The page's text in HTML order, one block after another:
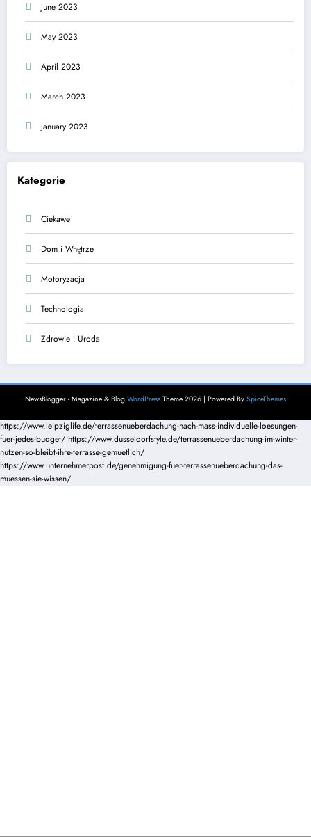
June 2023
May 2023
April 2023
March 2023
January 2023
Kategorie
Ciekawe
Dom i Wnętrze
Motoryzacja
Technologia
Zdrowie i Uroda
NewsBlogger - Magazine & Blog WordPress Theme 2026 | Powered By SpiceThemes
https://www.leipziglife.de/terrassenueberdachung-nach-mass-individuelle-loesungen-
fuer-jedes-budget/ https://www.dusseldorfstyle.de/terrassenueberdachung-im-winter-
nutzen-so-bleibt-ihre-terrasse-gemuetlich/
https://www.unternehmerpost.de/genehmigung-fuer-terrassenueberdachung-das-
muessen-sie-wissen/